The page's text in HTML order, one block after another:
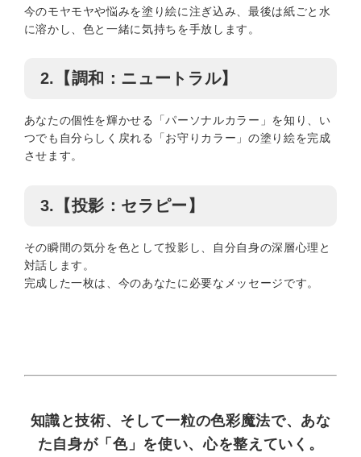
今のモヤモヤや悩みを塗り絵に注ぎ込み、最後は紙ごと水
に溶かし、色と一緒に気持ちを手放します。
2.【調和：ニュートラル】
あなたの個性を輝かせる「パーソナルカラー」を知り、い
つでも自分らしく戻れる「お守りカラー」の塗り絵を完成
させます。
3.【投影：セラピー】
その瞬間の気分を色として投影し、自分自身の深層心理と
対話します。
完成した一枚は、今のあなたに必要なメッセージです。
知識と技術、そして一粒の色彩魔法で、あな
た自身が「色」を使い、心を整えていく。